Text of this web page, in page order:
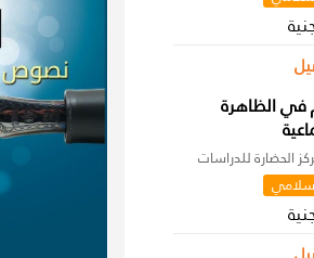
في الظاهرة
الحضارة للدراسات